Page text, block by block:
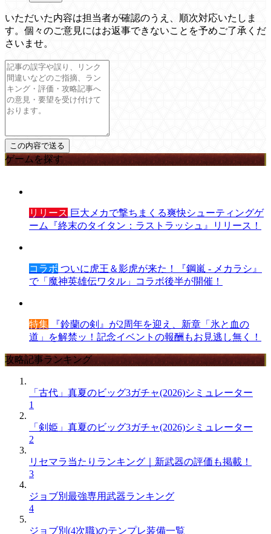
いただいた内容は担当者が確認のうえ、順次対応いたしま
す。個々のご意見にはお返事できないことを予めご了承くだ
さいませ。
ゲームを探す
リリース 巨大メカで撃ちまくる爽快シューティングゲ
ーム『終末のタイタン：ラストラッシュ』リリース！
コラボ ついに虎王＆影虎が来た！『鋼嵐 - メカラシ』
で「魔神英雄伝ワタル」コラボ後半が開催！
特集 『鈴蘭の剣』が2周年を迎え、新章「氷と血の
道」を解禁ッ！記念イベントの報酬もお見逃し無く！
攻略記事ランキング
「古代」真夏のビッグ3ガチャ(2026)シミュレーター
1
「剣姫」真夏のビッグ3ガチャ(2026)シミュレーター
2
リセマラ当たりランキング｜新武器の評価も掲載！
3
ジョブ別最強専用武器ランキング
4
ジョブ別(4次職)のテンプレ装備一覧